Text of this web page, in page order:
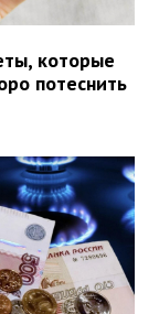
которые
потеснить